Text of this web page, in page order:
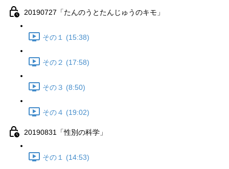
20190727「たんのうとたんじゅうのキモ」
その１ (15:38)
その２ (17:58)
その３ (8:50)
その４ (19:02)
20190831「性別の科学」
その１ (14:53)